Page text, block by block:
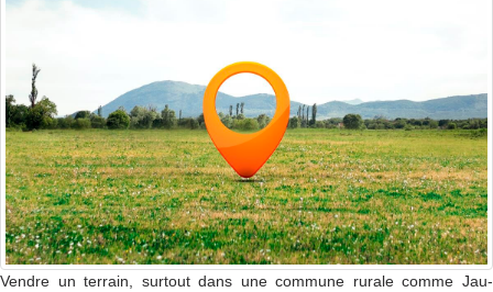
Vendre un terrain, surtout dans une commune rurale comme Jau-